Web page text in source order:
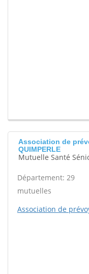
Association de
QUIMPERLE
Mutuelle Santé
Département: 29
mutuelles
Association de